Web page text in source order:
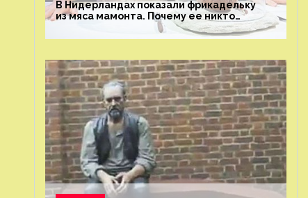
В Нидерландах показали фрикадельку
из мяса мамонта. Почему ее никто